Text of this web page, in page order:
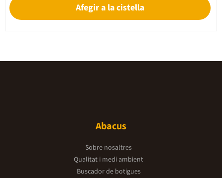
Afegir a la cistella
Abacus
Sobre nosaltres
Qualitat i medi ambient
Buscador de botigues